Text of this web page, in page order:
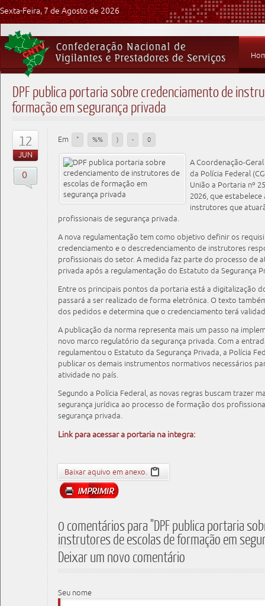
Sexta-Feira, 7 de Agosto de 2026
DPF publica portaria sobre credenciamento de
formação em segurança privada
12
JUN
0
Em " %% ) - 0
A Coordenação-
da Polícia Federal
União a Portaria nº
2026, que
instrutores que
profissionais de segurança privada.
A nova regulamentação tem como objetivo definir os
credenciamento e o descredenciamento de instrutores
profissionais do setor. A medida faz parte do processo de
privada após a regulamentação do Estatuto da Segurança
Entre os principais pontos da portaria está a digitalização
passará a ser realizado de forma eletrônica. O texto
dos pedidos e determina que o credenciamento terá
A publicação da norma representa mais um passo na
novo marco regulatório da segurança privada. Com a
regulamentou o Estatuto da Segurança Privada, a Polícia
publicar os demais instrumentos normativos necessários
atividade no país.
Segundo a Polícia Federal, as novas regras buscam trazer
segurança jurídica ao processo de formação dos
segurança privada.
Link para acessar a portaria na integra:
Baixar aquivo em anexo.
0 comentários para "DPF publica portaria
instrutores de escolas de formação em
Deixar um novo comentário
Seu nome